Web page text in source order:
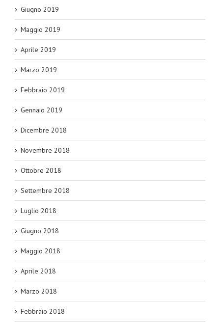
Giugno 2019
Maggio 2019
Aprile 2019
Marzo 2019
Febbraio 2019
Gennaio 2019
Dicembre 2018
Novembre 2018
Ottobre 2018
Settembre 2018
Luglio 2018
Giugno 2018
Maggio 2018
Aprile 2018
Marzo 2018
Febbraio 2018